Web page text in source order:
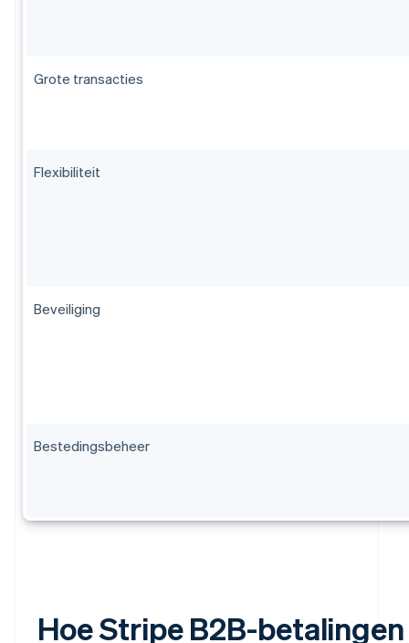
Grote transacties
Flexibiliteit
Beveiliging
Bestedingsbeheer
Hoe Stripe B2B-betalingen